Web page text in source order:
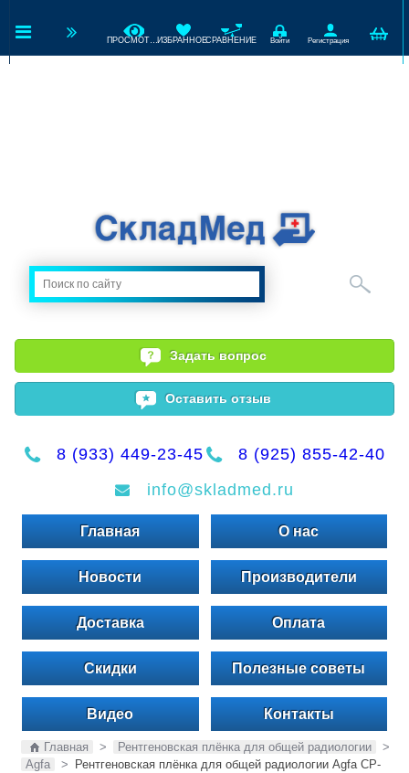
ПРОСМОТРЕННЫЕ ИЗБРАННОЕСРАВНЕНИЕ Войти Регистрация
Задать вопрос
Оставить отзыв
8 (933) 449-23-45
8 (925) 855-42-40
info@skladmed.ru
Главная О нас
Новости Производители
Доставка Оплата
Скидки Полезные советы
Видео Контакты
Главная > Рентгеновская плёнка для общей радиологии
>
Agfa
> Рентгеновская плёнка для общей радиологии Agfa CP-